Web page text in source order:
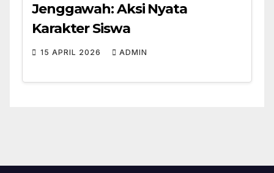
Jenggawah: Aksi Nyata
Karakter Siswa
15 APRIL 2026 ADMIN